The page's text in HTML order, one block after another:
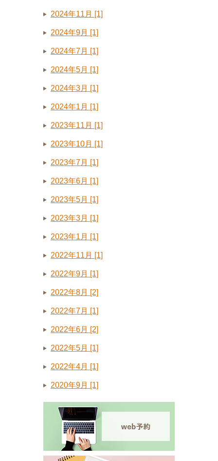
2024年11月 [1]
2024年9月 [1]
2024年7月 [1]
2024年5月 [1]
2024年3月 [1]
2024年1月 [1]
2023年11月 [1]
2023年10月 [1]
2023年7月 [1]
2023年6月 [1]
2023年5月 [1]
2023年3月 [1]
2023年1月 [1]
2022年11月 [1]
2022年9月 [1]
2022年8月 [2]
2022年7月 [1]
2022年6月 [2]
2022年5月 [1]
2022年4月 [1]
2020年9月 [1]